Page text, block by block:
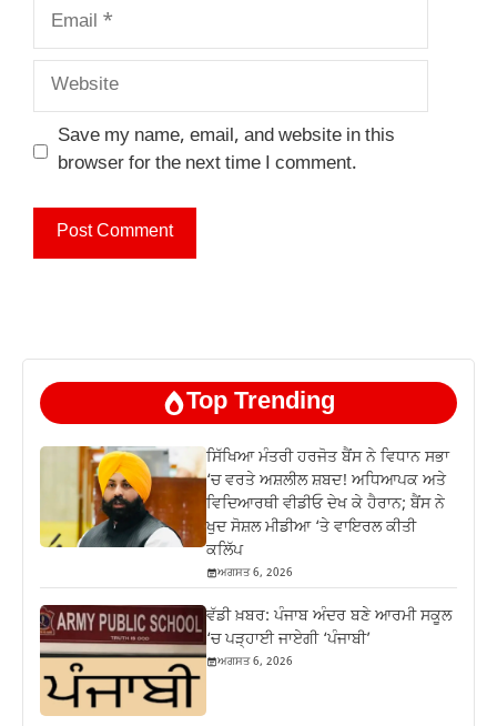
Email
Website
Save my name, email, and website in this
browser for the next time I comment.
Top Trending
ਸਿੱਖਿਆ ਮੰਤਰੀ ਹਰਜੋਤ ਬੈਂਸ ਨੇ ਵਿਧਾਨ ਸਭਾ
‘ਚ ਵਰਤੇ ਅਸ਼ਲੀਲ ਸ਼ਬਦ! ਅਧਿਆਪਕ ਅਤੇ
ਵਿਦਿਆਰਥੀ ਵੀਡੀਓ ਦੇਖ ਕੇ ਹੈਰਾਨ; ਬੈਂਸ ਨੇ
ਖੁਦ ਸੋਸ਼ਲ ਮੀਡੀਆ ‘ਤੇ ਵਾਇਰਲ ਕੀਤੀ
ਕਲਿੱਪ
ਅਗਸਤ 6, 2026
ਵੱਡੀ ਖ਼ਬਰ: ਪੰਜਾਬ ਅੰਦਰ ਬਣੇ ਆਰਮੀ ਸਕੂਲ
‘ਚ ਪੜ੍ਹਾਈ ਜਾਏਗੀ ‘ਪੰਜਾਬੀ’
ਅਗਸਤ 6, 2026